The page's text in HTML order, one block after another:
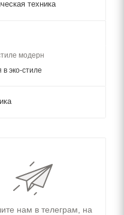
техника
модерн
в эко-стиле
нам в телеграм, на